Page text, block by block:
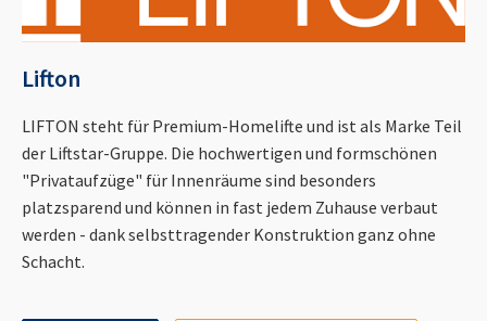
Lifton
LIFTON steht für Premium-Homelifte und ist als Marke Teil
der Liftstar-Gruppe. Die hochwertigen und formschönen
"Privataufzüge" für Innenräume sind besonders
platzsparend und können in fast jedem Zuhause verbaut
werden - dank selbsttragender Konstruktion ganz ohne
Schacht.